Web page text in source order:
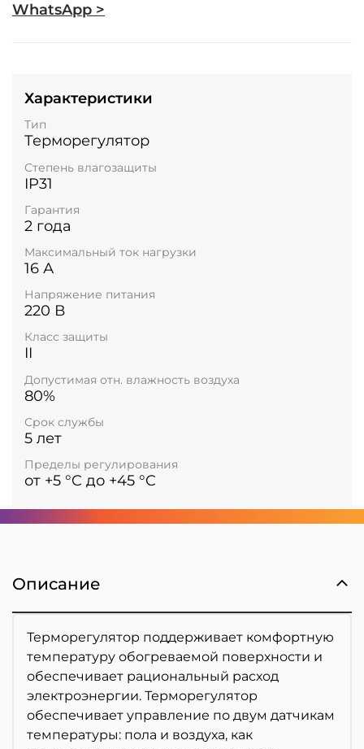
WhatsApp >
Характеристики
Тип
Терморегулятор
Степень влагозащиты
IP31
Гарантия
2 года
Максимальный ток нагрузки
16 А
Напряжение питания
220 В
Класс защиты
II
Допустимая отн. влажность воздуха
80%
Срок службы
5 лет
Пределы регулирования
от +5 °C до +45 °C
Описание
Терморегулятор поддерживает комфортную
температуру обогреваемой поверхности и
обеспечивает рациональный расход
электроэнергии. Терморегулятор
обеспечивает управление по двум датчикам
температуры: пола и воздуха, как